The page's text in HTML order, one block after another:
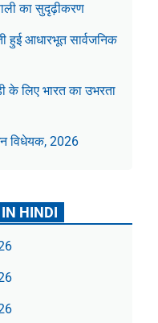
का सुदृढ़ीकरण
हुई आधारभूत सार्वजनिक
के लिए भारत का उभरता
विधेयक, 2026
HINDI